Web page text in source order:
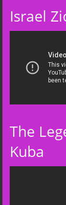
Israel
The
Kuba